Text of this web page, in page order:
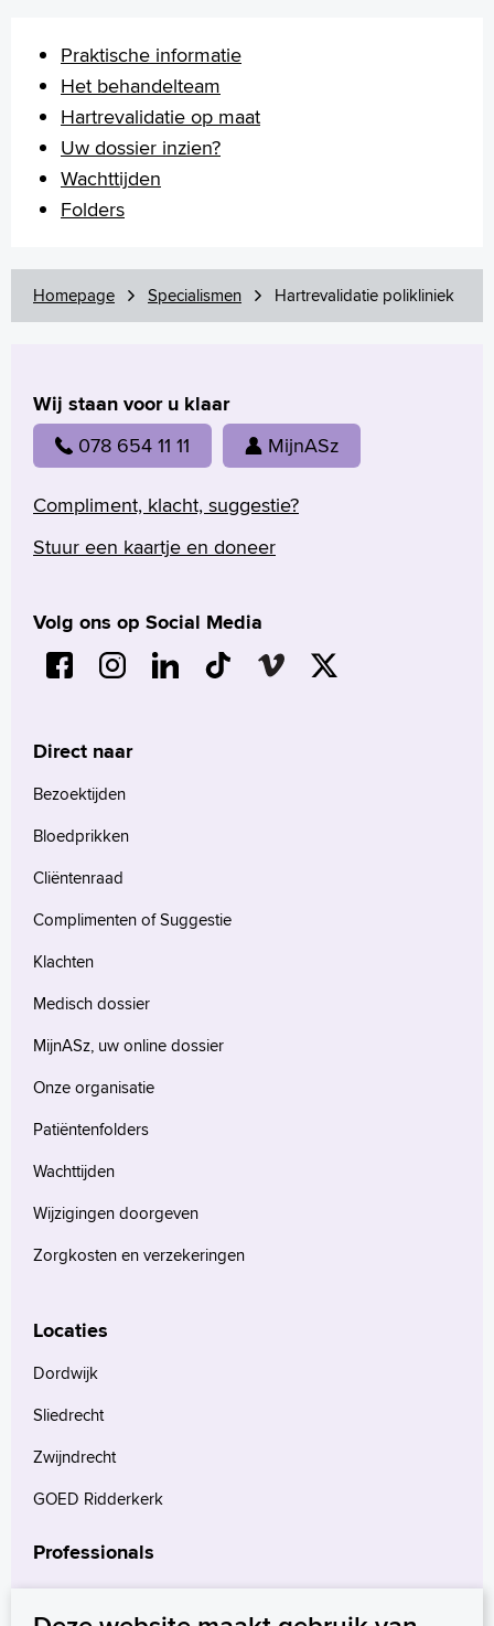
Praktische informatie
Het behandelteam
Hartrevalidatie op maat
Uw dossier inzien?
Wachttijden
Folders
Homepage Specialismen Hartrevalidatie polikliniek
Wij staan voor u klaar
078 654 11 11 MijnASz
Compliment, klacht, suggestie?
Stuur een kaartje en doneer
Volg ons op Social Media
Direct naar
Bezoektijden
Bloedprikken
Cliëntenraad
Complimenten of Suggestie
Klachten
Medisch dossier
MijnASz, uw online dossier
Onze organisatie
Patiëntenfolders
Wachttijden
Wijzigingen doorgeven
Zorgkosten en verzekeringen
Locaties
Dordwijk
Sliedrecht
Zwijndrecht
GOED Ridderkerk
Professionals
Verwijzers